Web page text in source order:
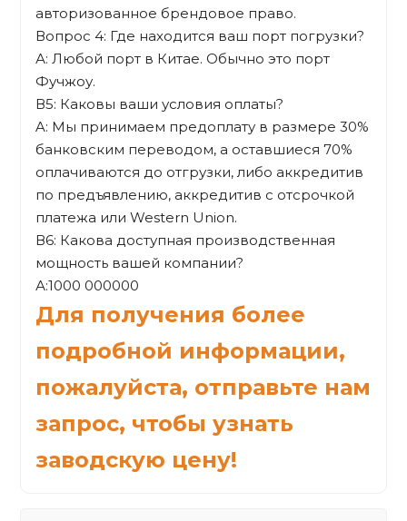
авторизованное брендовое право.
Вопрос 4: Где находится ваш порт погрузки?
А: Любой порт в Китае. Обычно это порт
Фучжоу.
В5: Каковы ваши условия оплаты?
A: Мы принимаем предоплату в размере 30%
банковским переводом, а оставшиеся 70%
оплачиваются до отгрузки, либо аккредитив
по предъявлению, аккредитив с отсрочкой
платежа или Western Union.
В6: Какова доступная производственная
мощность вашей компании?
А:1000 000000
Для получения более
подробной информации,
пожалуйста, отправьте нам
запрос, чтобы узнать
заводскую цену!